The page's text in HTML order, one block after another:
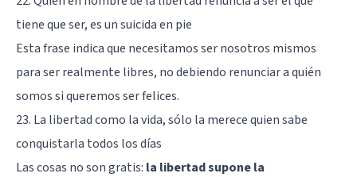
tiene que ser, es un suicida en pie
Esta frase indica que necesitamos ser nosotros mismos
para ser realmente libres, no debiendo renunciar a quién
somos si queremos ser felices.
23. La libertad como la vida, sólo la merece quien sabe
conquistarla todos los días
Las cosas no son gratis: la libertad supone la